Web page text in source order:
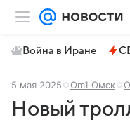
Война в Иране
5 мая 2025 Om1 Омск
Новый